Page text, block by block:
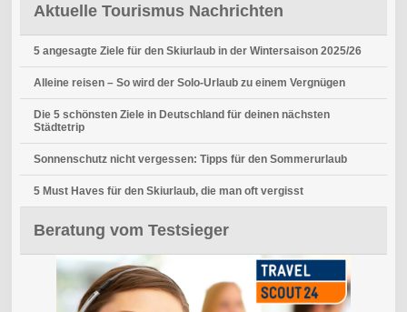
Aktuelle Tourismus Nachrichten
5 angesagte Ziele für den Skiurlaub in der Wintersaison 2025/26
Alleine reisen – So wird der Solo-Urlaub zu einem Vergnügen
Die 5 schönsten Ziele in Deutschland für deinen nächsten
Städtetrip
Sonnenschutz nicht vergessen: Tipps für den Sommerurlaub
5 Must Haves für den Skiurlaub, die man oft vergisst
Beratung vom Testsieger